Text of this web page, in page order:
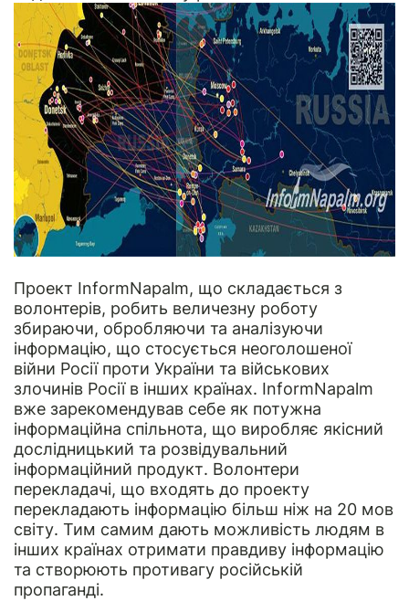
Проект InformNapalm, що складається з
волонтерів, робить величезну роботу
збираючи, обробляючи та аналізуючи
інформацію, що стосується неоголошеної
війни Росії проти України та військових
злочинів Росії в інших країнах. InformNapalm
вже зарекомендував себе як потужна
інформаційна спільнота, що виробляє якісний
дослідницький та розвідувальний
інформаційний продукт. Волонтери
перекладачі, що входять до проекту
перекладають інформацію більш ніж на 20 мов
світу. Тим самим дають можливість людям в
інших країнах отримати правдиву інформацію
та створюють противагу російській
пропаганді.